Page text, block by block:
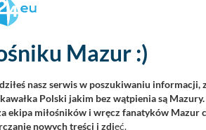
Mazur :)
nasz serwis w poszukiwaniu
Polski jakim bez wątpienia są
ekipa miłośników i wręcz fanatyków Mazur
nowych treści i zdjęć.